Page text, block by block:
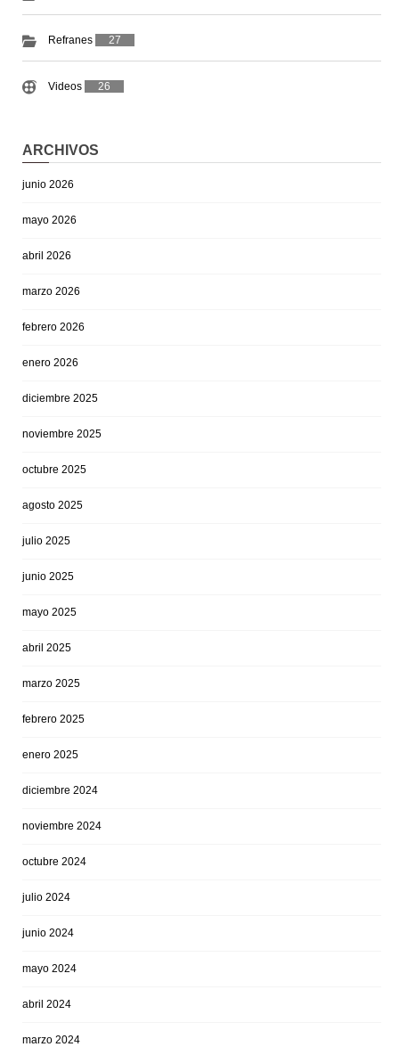
Refranes 27
Videos 26
ARCHIVOS
junio 2026
mayo 2026
abril 2026
marzo 2026
febrero 2026
enero 2026
diciembre 2025
noviembre 2025
octubre 2025
agosto 2025
julio 2025
junio 2025
mayo 2025
abril 2025
marzo 2025
febrero 2025
enero 2025
diciembre 2024
noviembre 2024
octubre 2024
julio 2024
junio 2024
mayo 2024
abril 2024
marzo 2024